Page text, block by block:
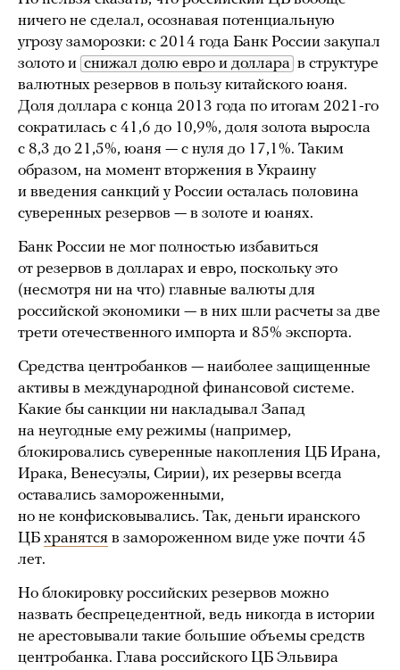
ничего не сделал, осознавая потенциальную
угрозу заморозки: с 2014 года Банк России закупал
золото и снижал долю евро и доллара в структуре
валютных резервов в пользу китайского юаня.
Доля доллара с конца 2013 года по итогам 2021-го
сократилась с 41,6 до 10,9%, доля золота выросла
с 8,3 до 21,5%, юаня — с нуля до 17,1%. Таким
образом, на момент вторжения в Украину
и введения санкций у России осталась половина
суверенных резервов — в золоте и юанях.
Банк России не мог полностью избавиться
от резервов в долларах и евро, поскольку это
(несмотря ни на что) главные валюты для
российской экономики — в них шли расчеты за две
трети отечественного импорта и 85% экспорта.
Средства центробанков — наиболее защищенные
активы в международной финансовой системе.
Какие бы санкции ни накладывал Запад
на неугодные ему режимы (например,
блокировались суверенные накопления ЦБ Ирана,
Ирака, Венесуэлы, Сирии), их резервы всегда
оставались замороженными,
но не конфисковывались. Так, деньги иранского
ЦБ хранятся в замороженном виде уже почти 45
лет.
Но блокировку российских резервов можно
назвать беспрецедентной, ведь никогда в истории
не арестовывали такие большие объемы средств
центробанка. Глава российского ЦБ Эльвира